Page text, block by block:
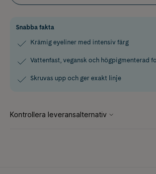
Snabba fakta
Krämig eyeliner med intensiv färg
Vattenfast, vegansk och högpigmenterad
Skruvas upp och ger exakt linje